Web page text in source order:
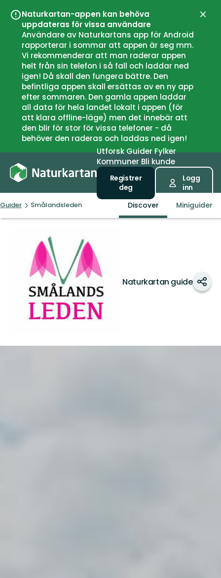
Naturkartan-appen kan behöva
uppdateras för vissa användare
Användare av Naturkartans app för Android
rapporterar i sommar att appen är seg mm.
Vi rekommenderar att man raderar appen
helt från sin telefon i så fall och laddar ned
igen! Då skall den fungera bättre. Den
befintliga appen skall ersättas av en ny app
efter sommaren. Den gamla appen laddar
all data för hela landet lokalt i appen (för
att klara offline-läge) men det innebär att
den blir för stor för vissa telefoner - då
behöver den raderas och laddas ned igen!
Lukk
UtforskGuiderFylker
Kommuner Bli kunde
Registrer
deg
Logg
inn
Guider Smålandsleden Discover Miniguider
Naturkartan guide Del